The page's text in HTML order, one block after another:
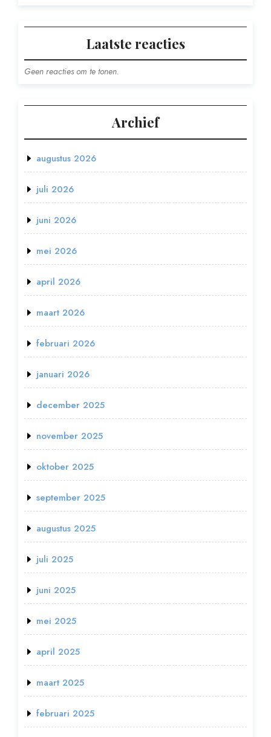
Laatste reacties
Geen reacties om te tonen.
Archief
augustus 2026
juli 2026
juni 2026
mei 2026
april 2026
maart 2026
februari 2026
januari 2026
december 2025
november 2025
oktober 2025
september 2025
augustus 2025
juli 2025
juni 2025
mei 2025
april 2025
maart 2025
februari 2025